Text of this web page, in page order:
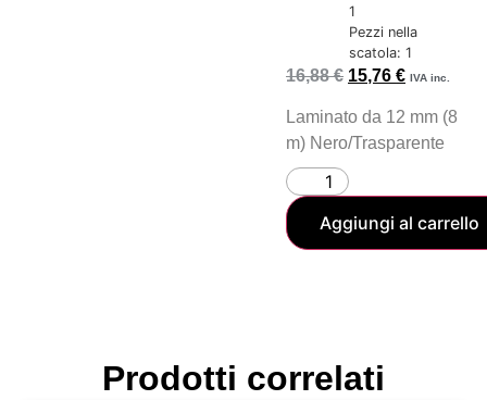
1
Pezzi nella
scatola: 1
16,88€ 15,76€ IVA inc.
Laminato da 12 mm (8
m) Nero/Trasparente
Aggiungi al carrello
Prodotti correlati